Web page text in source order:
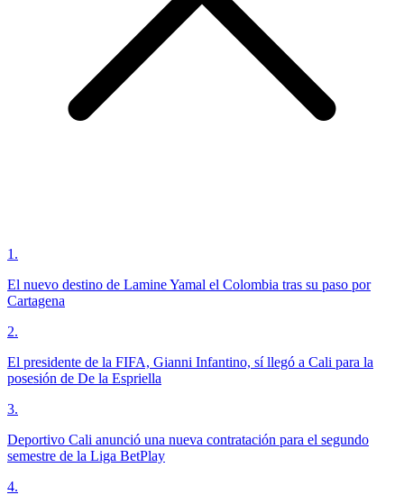
1 .
El nuevo destino de Lamine Yamal el Colombia tras su paso por
Cartagena
2.
El presidente de la FIFA, Gianni Infantino, sí llegó a Cali para la
posesión de De la Espriella
3.
Deportivo Cali anunció una nueva contratación para el segundo
semestre de la Liga BetPlay
4.